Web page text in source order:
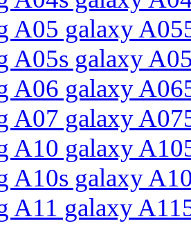
A05 galaxy
A05s galaxy
A06 galaxy
A07 galaxy
A10 galaxy
A10s galaxy
A11 galaxy